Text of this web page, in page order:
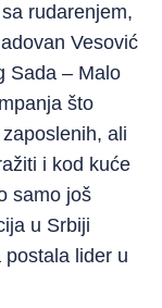
rudarenjem,
Vesović
Sada – Malo
što
ali
i kod kuće
samo još
u Srbiji
lider u